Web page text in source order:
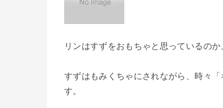
リンはすずをおもちゃと思っているのか
すずはもみくちゃにされながら、時々
す。